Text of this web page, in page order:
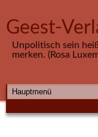
Geest-
Unpolitisch sein
merken. (Rosa
HAUPTMENÜ